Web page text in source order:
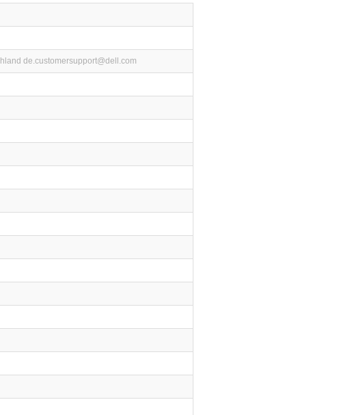
de.customersupport@dell.com